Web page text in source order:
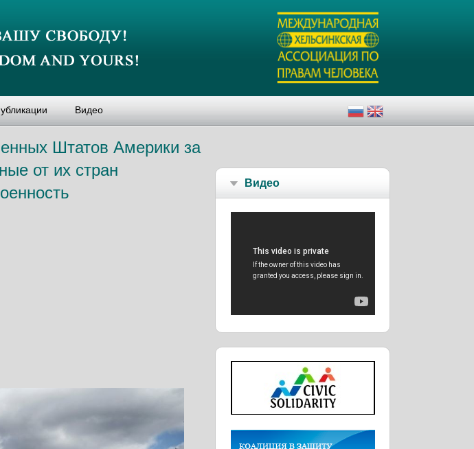
Видео
Штатов Америки за
от их стран
Видео